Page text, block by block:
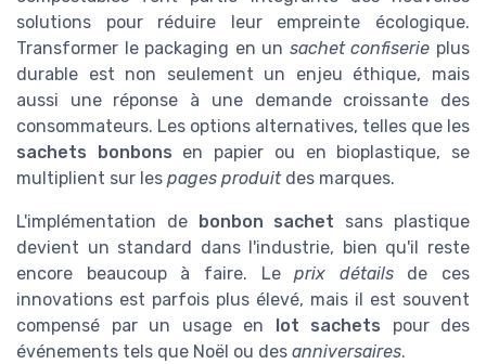
solutions pour réduire leur empreinte écologique.
Transformer le packaging en un sachet confiserie plus
durable est non seulement un enjeu éthique, mais
aussi une réponse à une demande croissante des
consommateurs. Les options alternatives, telles que les
sachets bonbons en papier ou en bioplastique, se
multiplient sur les pages produitdes marques.
L'implémentation de bonbon sachet sans plastique
devient un standard dans l'industrie, bien qu'il reste
encore beaucoup à faire. Leprix détailsde ces
innovations est parfois plus élevé, mais il est souvent
compensé par un usage en
lot sachets pour des
événements tels que Noël ou des anniversaires.